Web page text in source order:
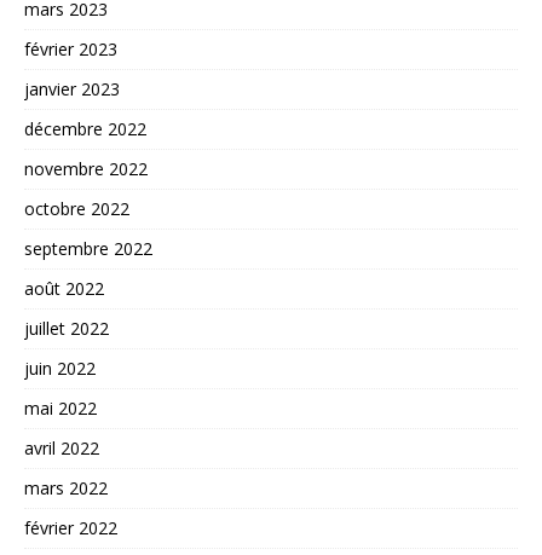
mars 2023
février 2023
janvier 2023
décembre 2022
novembre 2022
octobre 2022
septembre 2022
août 2022
juillet 2022
juin 2022
mai 2022
avril 2022
mars 2022
février 2022